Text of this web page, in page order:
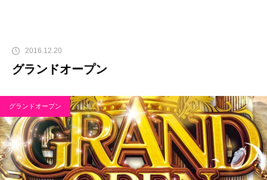
2016.12.20
グランドオープン
グランドオープン